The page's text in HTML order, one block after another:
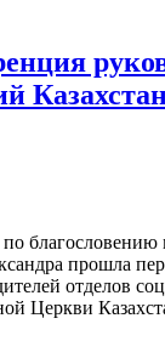
по
прошла
отделов
Церкви